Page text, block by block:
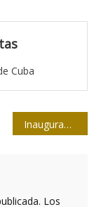
Cuba
Inauguran exposición de caricaturas en la UPEC
Los